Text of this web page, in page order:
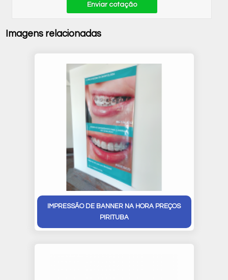
Enviar cotação
Imagens relacionadas
IMPRESSÃO DE BANNER NA HORA PREÇOS
PIRITUBA